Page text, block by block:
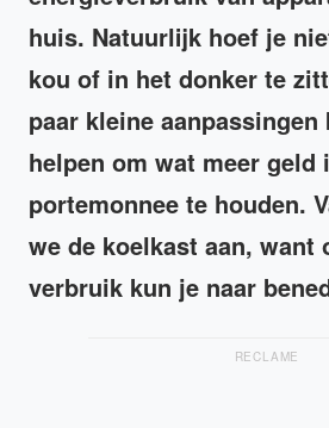
huis. Natuurlijk hoef je
kou of in het donker te
paar kleine
helpen om wat meer geld
portemonnee te houden.
we de koelkast aan, want
verbruik kun je naar
RECLAME